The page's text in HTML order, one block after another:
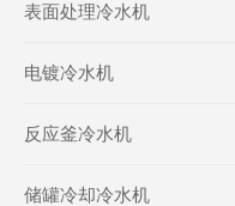
表面处理冷水机
电镀冷水机
反应釜冷水机
储罐冷却冷水机